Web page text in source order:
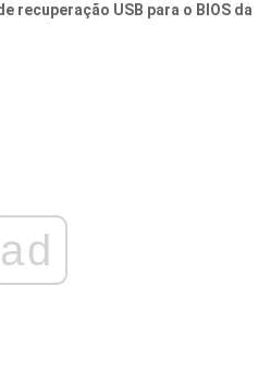
recuperação USB para o BIOS da
ad